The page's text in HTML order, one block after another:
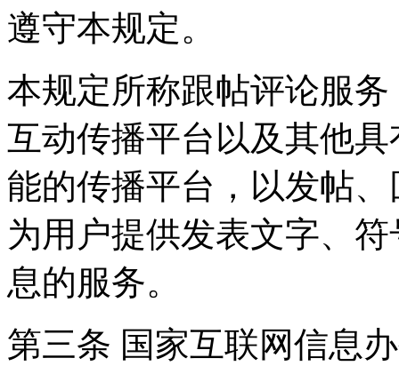
遵守本规定。
本规定所称跟帖评论服
互动传播平台以及其他
能的传播平台，以发帖
为用户提供发表文字、
息的服务。
第三条 国家互联网信息